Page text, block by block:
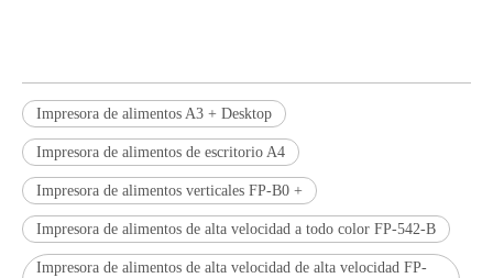
Impresora de alimentos A3 + Desktop
Impresora de alimentos de escritorio A4
Impresora de alimentos verticales FP-B0 +
Impresora de alimentos de alta velocidad a todo color FP-542-B
Impresora de alimentos de alta velocidad de alta velocidad FP-